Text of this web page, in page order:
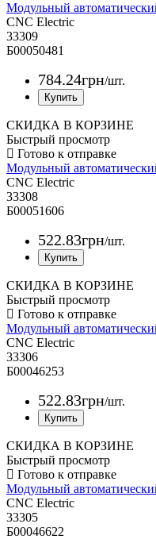
Модульный
CNC Electric
33309
Б00050481
784.24грн/шт.
СКИДКА В КОРЗИНЕ
Быстрый просмотр
Модульный
CNC Electric
33308
Б00051606
522.83грн/шт.
СКИДКА В КОРЗИНЕ
Быстрый просмотр
Модульный
CNC Electric
33306
Б00046253
522.83грн/шт.
СКИДКА В КОРЗИНЕ
Быстрый просмотр
Модульный
CNC Electric
33305
Б00046622